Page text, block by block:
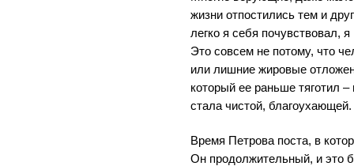
жизни отпостились тем и
легко я себя почувствовал,
Это совсем не потому, что
или лишние жировые
который ее раньше тяготил
стала чистой, благоухающей.
Время Петрова поста, в
Он продолжительный, и это